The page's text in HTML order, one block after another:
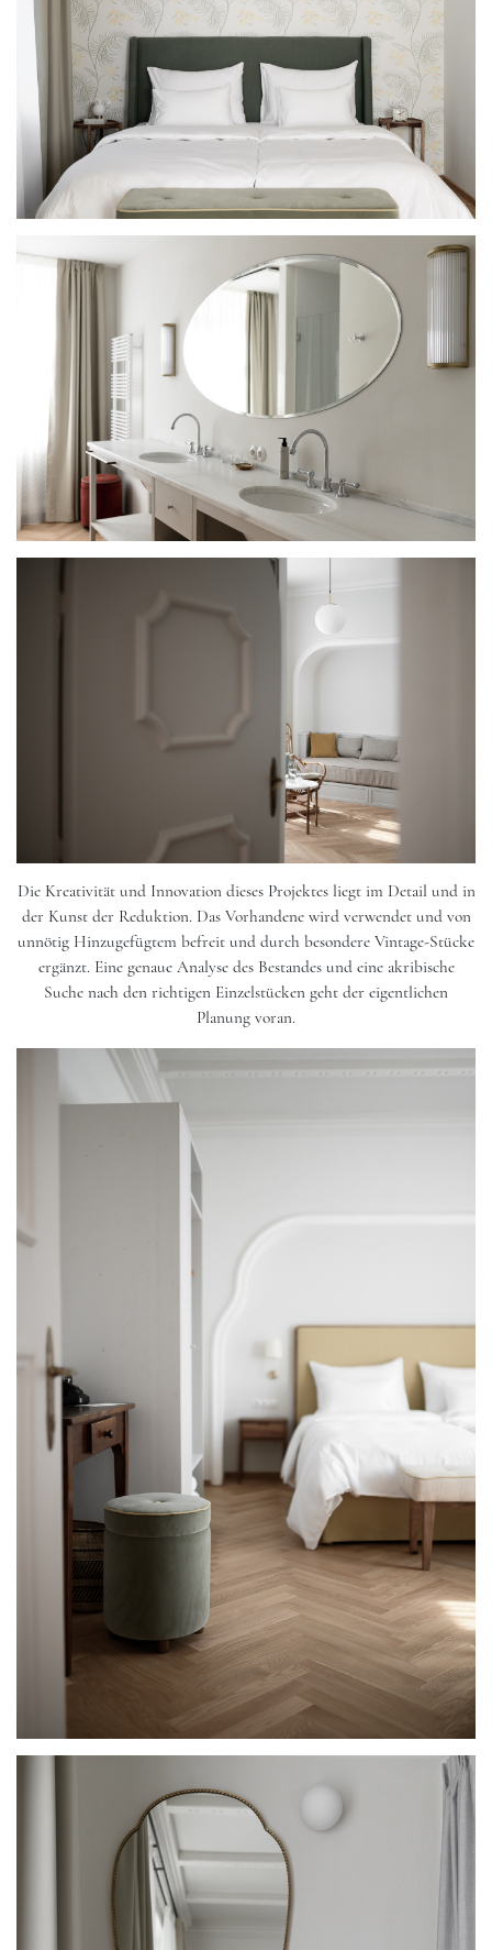
Die Kreativität und Innovation dieses Projektes liegt im Detail und in
der Kunst der Reduktion. Das Vorhandene wird verwendet und von
unnötig Hinzugefügtem befreit und durch besondere Vintage-Stücke
ergänzt. Eine genaue Analyse des Bestandes und eine akribische
Suche nach den richtigen Einzelstücken geht der eigentlichen
Planung voran.